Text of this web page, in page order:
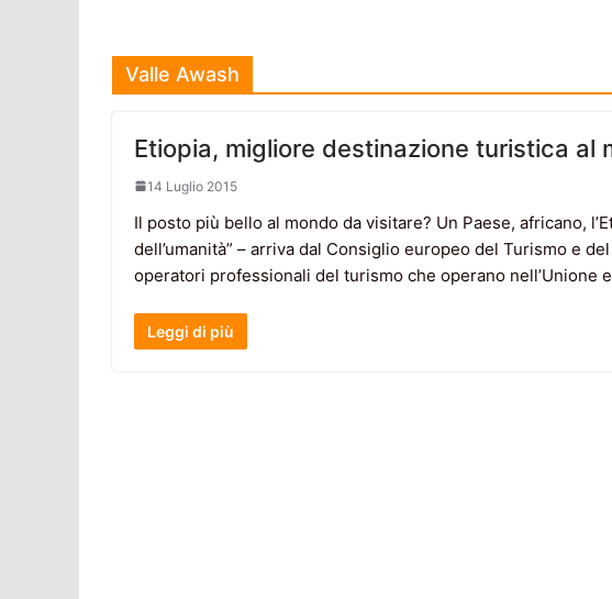
Valle Awash
Etiopia, migliore destinazione turistica al
14 Luglio 2015
Il posto più bello al mondo da visitare? Un Paese, africano,
dell’umanità” – arriva dal Consiglio europeo del Turismo e
operatori professionali del turismo che operano nell’Unione
Leggi di più